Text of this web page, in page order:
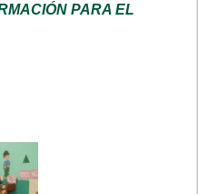
PARA EL